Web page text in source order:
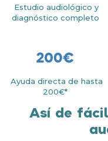
Estudio audiológico y
diagnóstico completo
Ayuda directa de hasta
200€*
Así de